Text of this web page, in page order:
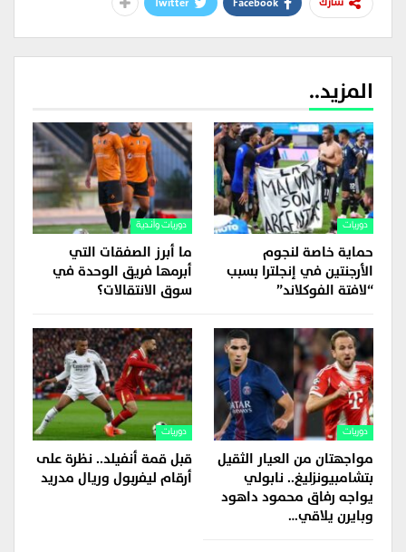
شارك
المزيد..
دوريات
حماية خاصة لنجوم
الأرجنتين في إنجلترا بسبب
“لافتة الفوكلاند”
دوريات وأندية
ما أبرز الصفقات التي
أبرمها فريق الوحدة في
سوق الانتقالات؟
دوريات
مواجهتان من العيار الثقيل
بتشامبيونزليغ.. نابولي
يواجه رفاق محمود داهود
وبايرن يلاقي…
دوريات
قبل قمة أنفيلد.. نظرة على
أرقام ليفربول وريال مدريد